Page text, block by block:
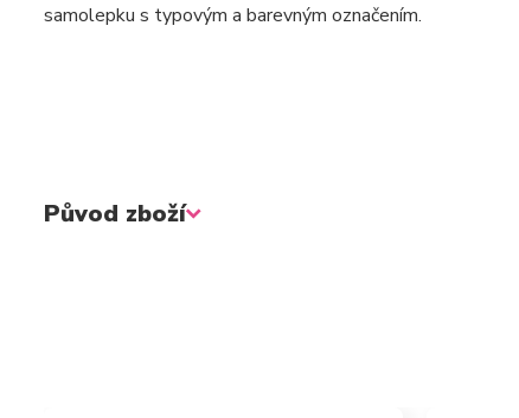
samolepku s typovým a barevným označením.
Původ zboží